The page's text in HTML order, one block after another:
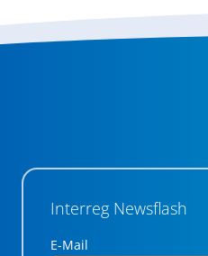
Interreg Newsflash
E-Mail